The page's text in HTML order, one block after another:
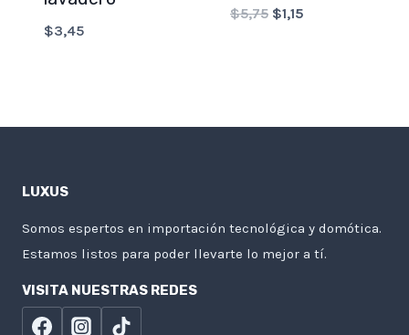
$3,45
$5,75 Original
$1,15
LUXUS
Somos espertos en importación tecnológica y domótica.
Estamos listos para poder llevarte lo mejor a tí.
VISITA NUESTRAS REDES